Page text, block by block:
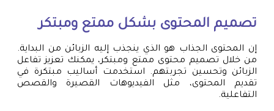
تصميم المحتوى بشكل ممتع ومبتكر
إن المحتوى الجذاب هو الذي ينجذب إليه الزبائن من البداية.
من خلال تصميم محتوى ممتع ومبتكر، يمكنك تعزيز تفاعل
الزبائن وتحسين تجربتهم. استخدمت أساليب مبتكرة في
تقديم المحتوى، مثل الفيديوهات القصيرة والقصص
التفاعلية.